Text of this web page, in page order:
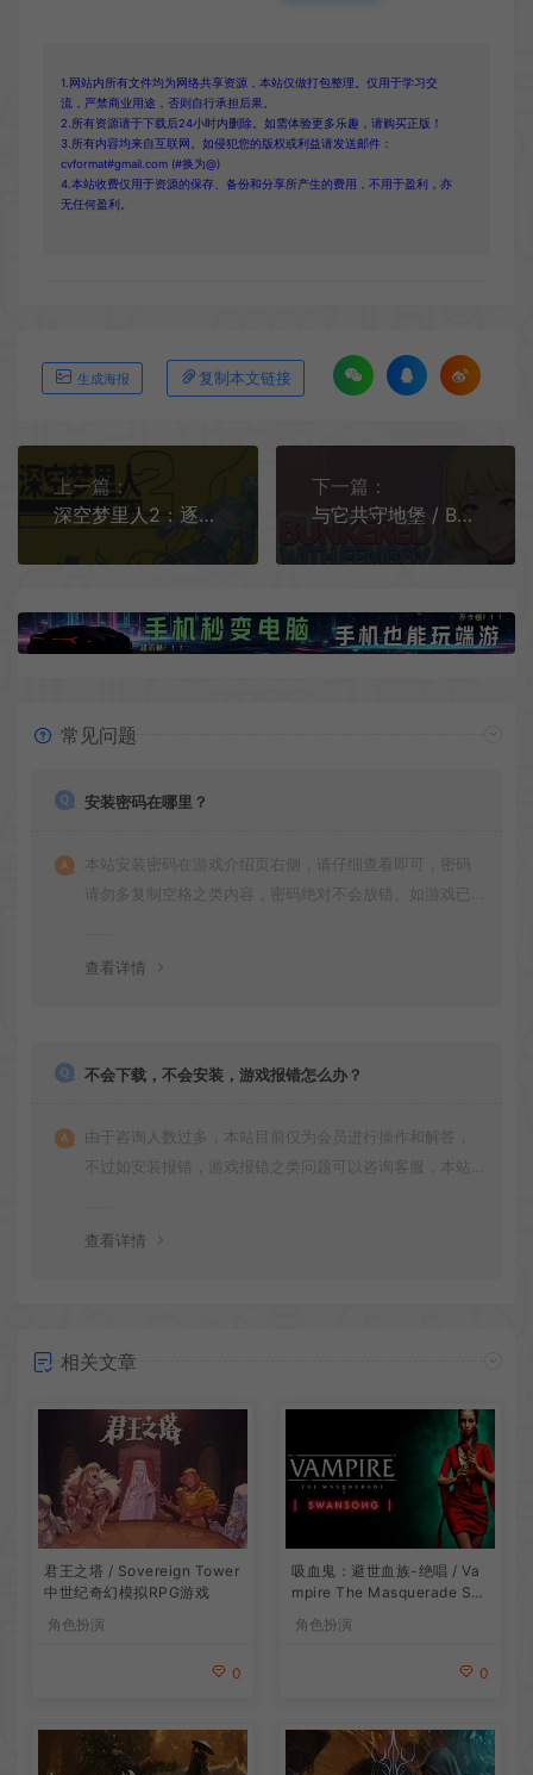
1.网站内所有文件均为网络共享资源，本站仅做打包整理。仅用于学习交
流，严禁商业用途，否则自行承担后果。
2.所有资源请于下载后24小时内删除。如需体验更多乐趣，请购买正版！
3.所有内容均来自互联网。如侵犯您的版权或利益请发送邮件：
cvformat#gmail.com (#换为@)
4.本站收费仅用于资源的保存、备份和分享所产生的费用，不用于盈利，亦
无任何盈利。
生成海报 复制本文链接
上一篇：
深空梦里人2：逐星之旅 / Citizen Sleeper 2 Starward Vector 科幻世界RPG游戏
下一篇：
与它共守地堡 / Bunkered with Femboy 沙盒模拟RPG游戏
常见问题
安装密码在哪里？
本站安装密码在游戏介绍页右侧，请仔细查看即可，密码
请勿多复制空格之类内容，密码绝对不会放错。如游戏已
查看详情
不会下载，不会安装，游戏报错怎么办？
由于咨询人数过多，本站目前仅为会员进行操作和解答，
不过如安装报错，游戏报错之类问题可以咨询客服，本站
查看详情
相关文章
君王之塔 / Sovereign Tower
中世纪奇幻模拟RPG游戏
角色扮演
0
吸血鬼：避世血族-绝唱 / Va
mpire The Masquerade Sw
角色扮演
0